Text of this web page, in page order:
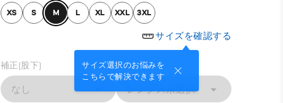
XS S M L XL XXL 3XL
サイズを確認する
サイズ選択のお悩みを
こちらで解決できます
補正(股下)
なし レングス未選択